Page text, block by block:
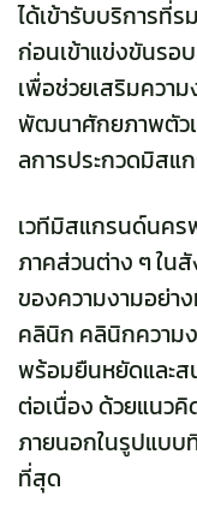
ได้เข้ารับบริการที่
ก่อนเข้าแข่งขันรอ
เพื่อช่วยเสริมควา
พัฒนาศักยภาพตัว
ลการประกวดมิส
เวทีมิสแกรนด์นค
ภาคส่วนต่าง ๆ ใน
ของความงามอย่
คลินิก คลินิกความ
พร้อมยืนหยัดและ
ต่อเนื่อง ด้วยแนว
ภายนอกในรูปแบบ
ที่สุด